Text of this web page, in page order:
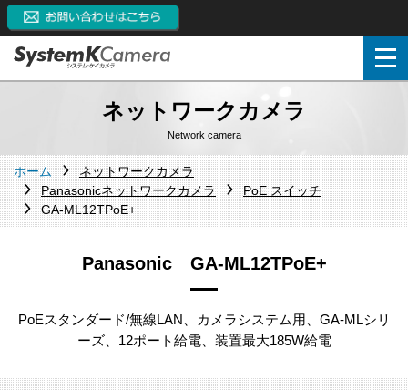
ネットワークカメラ
Network camera
ホーム
ネットワークカメラ
Panasonicネットワークカメラ
PoE スイッチ
GA-ML12TPoE+
Panasonic GA-ML12TPoE+
PoEスタンダード/無線LAN、カメラシステム用、GA-MLシリ
ーズ、12ポート給電、装置最大185W給電